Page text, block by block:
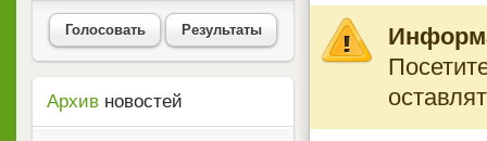
Голосовать Результаты
Архив новостей